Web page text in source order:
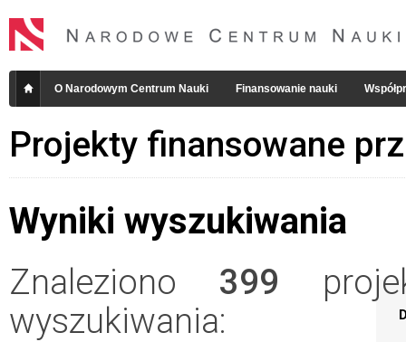
O Narodowym Centrum Nauki Finansowanie nauki
Projekty finansowane
Wyniki wyszukiwania
Znaleziono 399
wyszukiwania: